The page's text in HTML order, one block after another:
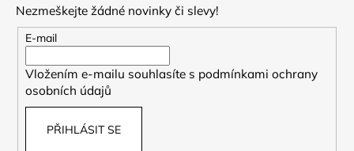
Nezmeškejte žádné novinky či slevy!
E-mail
Vložením e-mailu souhlasíte s podmínkami ochrany
osobních údajů
PŘIHLÁSIT SE